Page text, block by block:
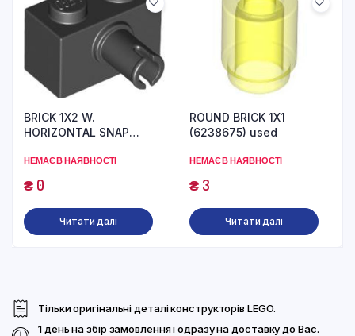
BRICK 1X2 W.
HORIZONTAL SNAP
НЕМАЄ В НАЯВНОСТІ
₴0
Читати далі
ROUND BRICK 1X1
(6238675) used
НЕМАЄ В НАЯВНОСТІ
₴3
Читати далі
Тільки оригінальні деталі конструкторів LEGO.
1 день на збір замовлення і одразу на доставку до Вас.